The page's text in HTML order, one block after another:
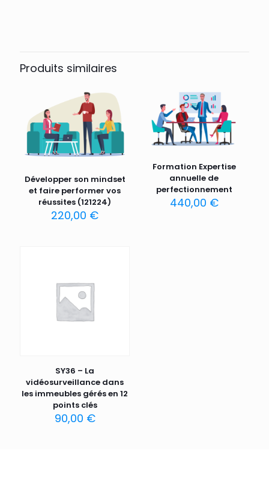
Produits similaires
Développer son mindset
et faire performer vos
réussites (121224)
220,00 €
Formation Expertise
annuelle de
perfectionnement
440,00 €
SY36 – La
vidéosurveillance dans
les immeubles gérés en 12
points clés
90,00 €